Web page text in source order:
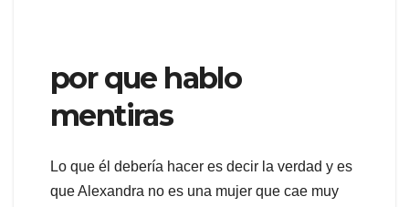
por que hablo
mentiras
Lo que él debería hacer es decir la verdad y es
que Alexandra no es una mujer que cae muy